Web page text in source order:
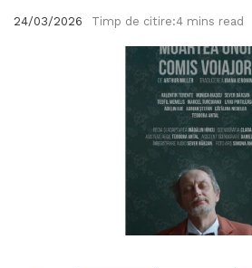
24/03/2026 Timp de citire:4 mins read